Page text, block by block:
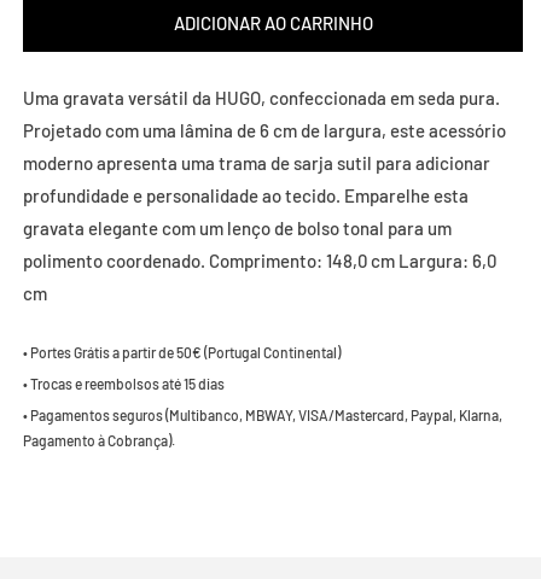
ADICIONAR AO CARRINHO
Uma gravata versátil da HUGO, confeccionada em seda pura.
Projetado com uma lâmina de 6 cm de largura, este acessório
moderno apresenta uma trama de sarja sutil para adicionar
profundidade e personalidade ao tecido. Emparelhe esta
gravata elegante com um lenço de bolso tonal para um
polimento coordenado. Comprimento: 148,0 cm Largura: 6,0
cm
• Portes Grátis a partir de 50€ (Portugal Continental)
• Trocas e reembolsos até 15 dias
• Pagamentos seguros (Multibanco, MBWAY, VISA/Mastercard, Paypal, Klarna,
Pagamento à Cobrança).